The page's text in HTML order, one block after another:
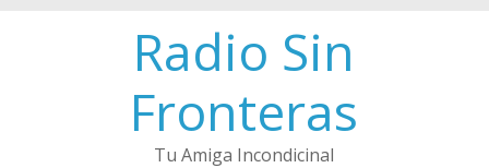
Radio Sin
Fronteras
Tu Amiga Incondicinal